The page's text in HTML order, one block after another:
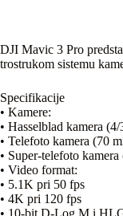
DJI Mavic 3 Pro
trostrukom sistemu
Specifikacije
• Kamere:
• Hasselblad kamera
• Telefoto kamera (70
• Super-telefoto
• Video format:
• 5.1K pri 50 fps
• 4K pri 120 fps
• 10-bit D-Log M i